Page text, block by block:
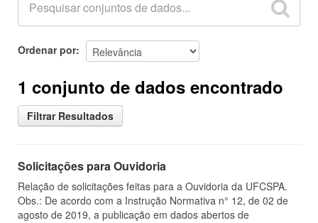
Ordenar por
1 conjunto de dados encontrado
Filtrar Resultados
Solicitações para Ouvidoria
Relação de solicitações feitas para a Ouvidoria da UFCSPA.
Obs.: De acordo com a Instrução Normativa n° 12, de 02 de
agosto de 2019, a publicação em dados abertos de